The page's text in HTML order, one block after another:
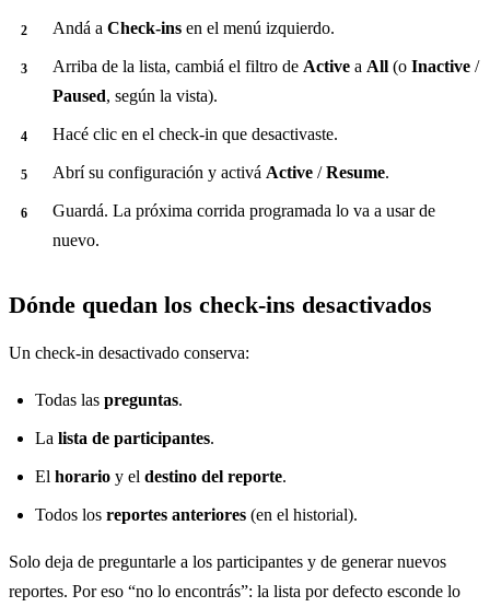
Andá a Check-ins en el menú izquierdo.
Arriba de la lista, cambiá el filtro de Active a All (o Inactive /
Paused, según la vista).
Hacé clic en el check-in que desactivaste.
Abrí su configuración y activá Active /Resume.
Guardá. La próxima corrida programada lo va a usar de
nuevo.
Dónde quedan los check-ins desactivados
Un check-in desactivado conserva:
Todas las preguntas.
La lista de participantes.
El horario y el destino del reporte.
Todos los reportes anteriores (en el historial).
Solo deja de preguntarle a los participantes y de generar nuevos
reportes. Por eso “no lo encontrás”: la lista por defecto esconde lo